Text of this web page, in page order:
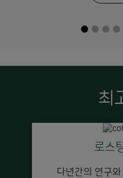
최
로스
다년간의 연구